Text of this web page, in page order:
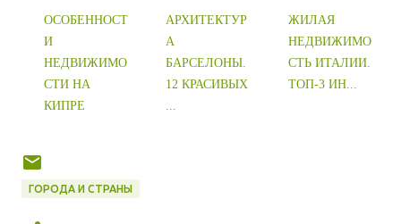
ОСОБЕННОСТ
И
НЕДВИЖИМО
СТИ НА
КИПРЕ
АРХИТЕКТУР
А
БАРСЕЛОНЫ.
12 КРАСИВЫХ
...
ЖИЛАЯ
НЕДВИЖИМО
СТЬ ИТАЛИИ.
ТОП-3 ИН...
ГОРОДА И СТРАНЫ